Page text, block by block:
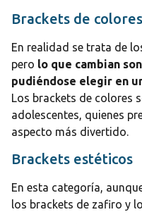
Brackets de colores
En realidad se trata de
pero lo que cambian
pudiéndose elegir en
Los brackets de colores
adolescentes, quienes
aspecto más divertido.
Brackets estéticos
En esta categoría,
los brackets de zafiro y